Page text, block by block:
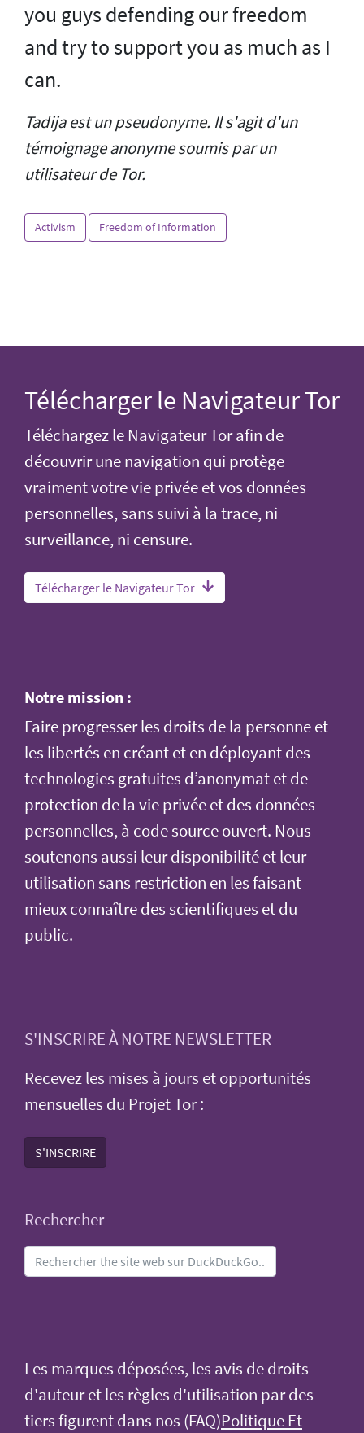
you guys defending our freedom
and try to support you as much as I
can.
Tadija est un pseudonyme. Il s'agit d'un
témoignage anonyme soumis par un
utilisateur de Tor.
Activism Freedom of Information
Télécharger le Navigateur Tor
Téléchargez le Navigateur Tor afin de
découvrir une navigation qui protège
vraiment votre vie privée et vos données
personnelles, sans suivi à la trace, ni
surveillance, ni censure.
Télécharger le Navigateur Tor
Notre mission :
Faire progresser les droits de la personne et
les libertés en créant et en déployant des
technologies gratuites d’anonymat et de
protection de la vie privée et des données
personnelles, à code source ouvert. Nous
soutenons aussi leur disponibilité et leur
utilisation sans restriction en les faisant
mieux connaître des scientifiques et du
public.
S'INSCRIRE À NOTRE NEWSLETTER
Recevez les mises à jours et opportunités
mensuelles du Projet Tor :
S'INSCRIRE
Rechercher
Les marques déposées, les avis de droits
d'auteur et les règles d'utilisation par des
tiers figurent dans nos (FAQ)Politique Et